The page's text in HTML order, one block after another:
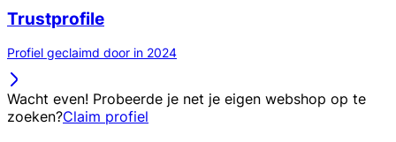
Trustprofile
Profiel geclaimd door in 2024
Wacht even! Probeerde je net je eigen webshop op te
zoeken?Claim profiel